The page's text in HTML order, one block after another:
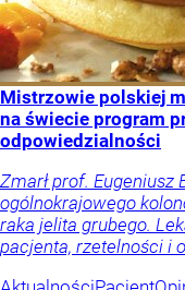
Mistrzowie polskiej
na świecie program
odpowiedzialności
Zmarł prof.
ogólnokrajowego
raka jelita grubego.
pacjenta, rzetelności i